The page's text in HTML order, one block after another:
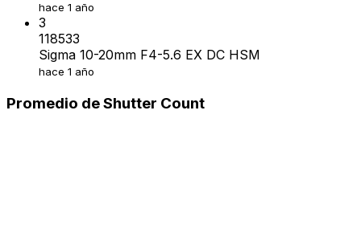
hace 1 año
3
118533
Sigma 10-20mm F4-5.6 EX DC HSM
hace 1 año
Promedio de Shutter Count